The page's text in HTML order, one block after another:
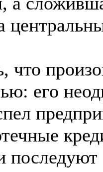
что
его
последуют